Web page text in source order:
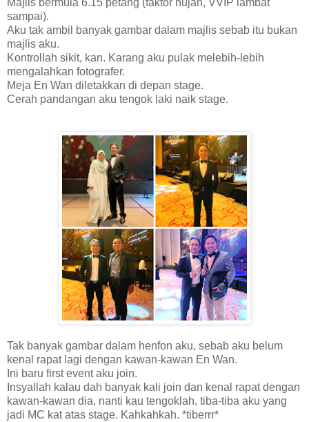
Majlis bermula 6.15 petang (faktor hujan, VVIP lambat
sampai).
Aku tak ambil banyak gambar dalam majlis sebab itu bukan
majlis aku.
Kontrollah sikit, kan. Karang aku pulak melebih-lebih
mengalahkan fotografer.
Meja En Wan diletakkan di depan stage.
Cerah pandangan aku tengok laki naik stage.
Tak banyak gambar dalam henfon aku, sebab aku belum
kenal rapat lagi dengan kawan-kawan En Wan.
Ini baru first event aku join.
Insyallah kalau dah banyak kali join dan kenal rapat dengan
kawan-kawan dia, nanti kau tengoklah, tiba-tiba aku yang
jadi MC kat atas stage. Kahkahkah. *tiberrr*